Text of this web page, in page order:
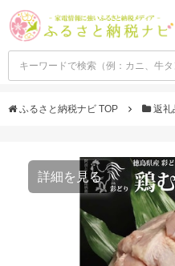
ふるさと納税ナビ TOP 返礼
詳細を見る